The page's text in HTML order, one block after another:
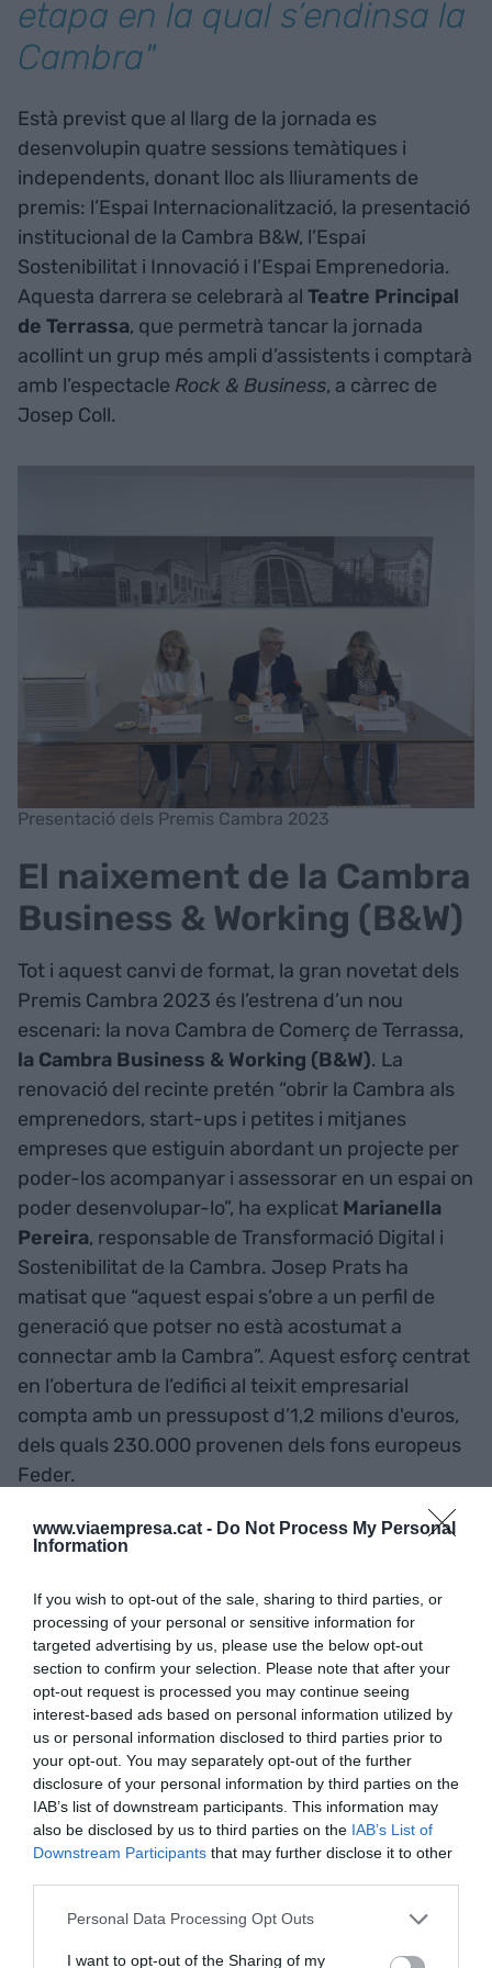
www.viaempresa.cat - Do Not Process My Personal
Information
If you wish to opt-out of the sale, sharing to third parties, or
processing of your personal or sensitive information for
targeted advertising by us, please use the below opt-out
section to confirm your selection. Please note that after your
opt-out request is processed you may continue seeing
interest-based ads based on personal information utilized by
us or personal information disclosed to third parties prior to
your opt-out. You may separately opt-out of the further
disclosure of your personal information by third parties on the
IAB’s list of downstream participants. This information may
also be disclosed by us to third parties on the IAB’s List of
Downstream Participants that may further disclose it to other
Personal Data Processing Opt Outs
I want to opt-out of the Sharing of my
etapa en la qual s’endinsa la
Cambra"
Està previst que al llarg de la jornada es
desenvolupin quatre sessions temàtiques i
independents, donant lloc als lliuraments de
premis: l’Espai Internacionalització, la presentació
institucional de la Cambra B&W, l’Espai
Sostenibilitat i Innovació i l’Espai Emprenedoria.
Aquesta darrera se celebrarà al Teatre Principal
de Terrassa, que permetrà tancar la jornada
acollint un grup més ampli d’assistents i comptarà
amb l’espectacle Rock & Business, a càrrec de
Josep Coll.
Presentació dels Premis Cambra 2023
El naixement de la Cambra
Business & Working (B&W)
Tot i aquest canvi de format, la gran novetat dels
Premis Cambra 2023 és l’estrena d’un nou
escenari: la nova Cambra de Comerç de Terrassa,
la Cambra Business & Working (B&W). La
renovació del recinte pretén “obrir la Cambra als
emprenedors, start-ups i petites i mitjanes
empreses que estiguin abordant un projecte per
poder-los acompanyar i assessorar en un espai on
poder desenvolupar-lo”, ha explicat Marianella
Pereira, responsable de Transformació Digital i
Sostenibilitat de la Cambra. Josep Prats ha
matisat que “aquest espai s’obre a un perfil de
generació que potser no està acostumat a
connectar amb la Cambra”. Aquest esforç centrat
en l’obertura de l’edifici al teixit empresarial
compta amb un pressupost d’1,2 milions d'euros,
dels quals 230.000 provenen dels fons europeus
Feder.
La renovació del recinte
pretén “obrir la Cambra als
emprenedors, start-ups i
petites i mitjanes empreses
que estiguin abordant un
projecte per poder-los
acompanyar i assessorar en
un espai on poder
desenvolupar-lo”